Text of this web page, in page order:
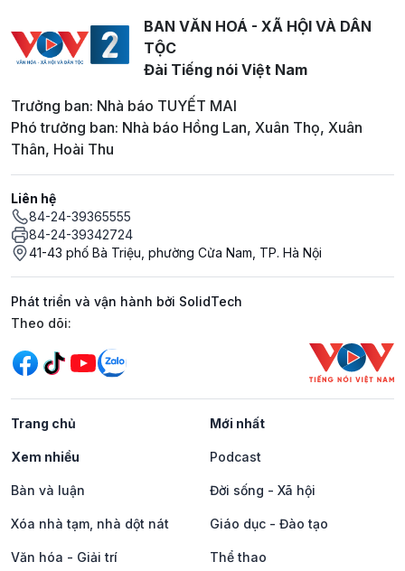
BAN VĂN HOÁ - XÃ HỘI VÀ DÂN
TỘC
Đài Tiếng nói Việt Nam
Trưởng ban: Nhà báo TUYẾT MAI
Phó trưởng ban: Nhà báo Hồng Lan, Xuân Thọ, Xuân
Thân, Hoài Thu
Liên hệ
84-24-39365555
84-24-39342724
41-43 phố Bà Triệu, phường Cửa Nam, TP. Hà Nội
Phát triển và vận hành bởi SolidTech
Mạng xã hội
Theo dõi:
Trang chủ Mới nhất
Xem nhiều Podcast
Bàn và luận Đời sống - Xã hội
Xóa nhà tạm, nhà dột nát Giáo dục - Đào tạo
Văn hóa - Giải trí Thể thao